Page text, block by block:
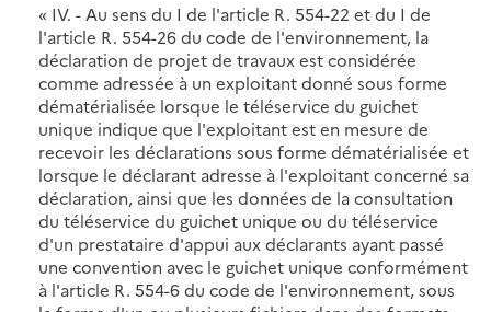
« IV. - Au sens du I de l'article R. 554-22 et du I de
l'article R. 554-26 du code de l'environnement, la
déclaration de projet de travaux est considérée
comme adressée à un exploitant donné sous forme
dématérialisée lorsque le téléservice du guichet
unique indique que l'exploitant est en mesure de
recevoir les déclarations sous forme dématérialisée et
lorsque le déclarant adresse à l'exploitant concerné sa
déclaration, ainsi que les données de la consultation
du téléservice du guichet unique ou du téléservice
d'un prestataire d'appui aux déclarants ayant passé
une convention avec le guichet unique conformément
à l'article R. 554-6 du code de l'environnement, sous